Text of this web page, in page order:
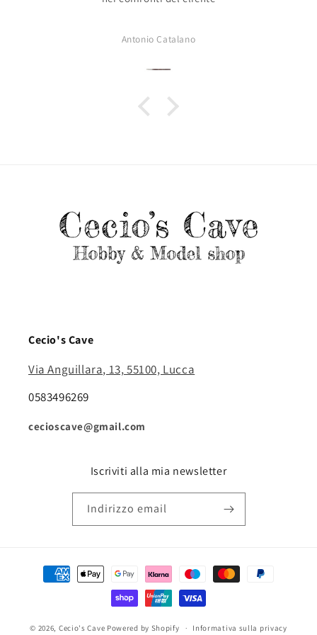
Antonio Catalano
Cecio's Cave
Via Anguillara, 13, 55100, Lucca
0583496269
cecioscave@gmail.com
Iscriviti alla mia newsletter
Indirizzo email
Metodi
© 2026, Cecio's Cave Powered by Shopify Informativa sulla privacy